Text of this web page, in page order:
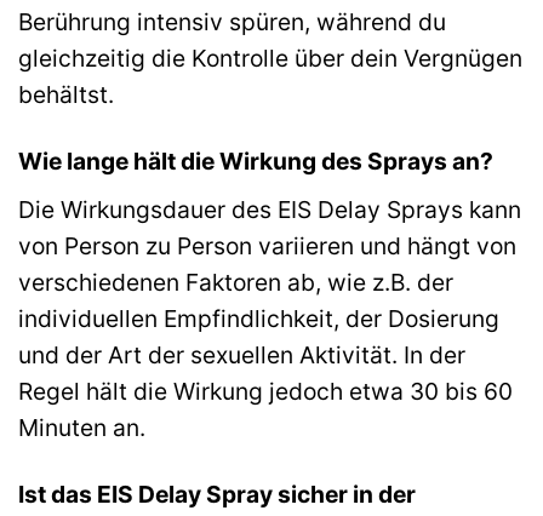
Berührung intensiv spüren, während du
gleichzeitig die Kontrolle über dein Vergnügen
behältst.
Wie lange hält die Wirkung des Sprays an?
Die Wirkungsdauer des EIS Delay Sprays kann
von Person zu Person variieren und hängt von
verschiedenen Faktoren ab, wie z.B. der
individuellen Empfindlichkeit, der Dosierung
und der Art der sexuellen Aktivität. In der
Regel hält die Wirkung jedoch etwa 30 bis 60
Minuten an.
Ist das EIS Delay Spray sicher in der